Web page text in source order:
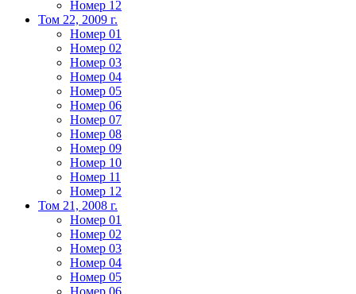
Номер 12
Том 22, 2009 г.
Номер 01
Номер 02
Номер 03
Номер 04
Номер 05
Номер 06
Номер 07
Номер 08
Номер 09
Номер 10
Номер 11
Номер 12
Том 21, 2008 г.
Номер 01
Номер 02
Номер 03
Номер 04
Номер 05
Номер 06